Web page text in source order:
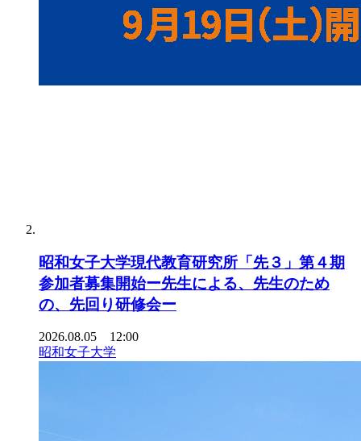
昭和女子大学現代教育研究所「先３」第４期
参加者募集開始ー先生による、先生のため
の、先回り研修会ー
2026.08.05 12:00
昭和女子大学